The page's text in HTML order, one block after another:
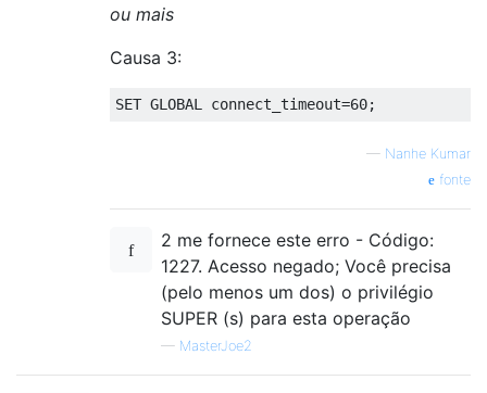
ou mais
Causa 3:
SET GLOBAL connect_timeout=60;
— Nanhe Kumar
fonte
2 me fornece este erro - Código:
1227. Acesso negado; Você precisa
(pelo menos um dos) o privilégio
SUPER (s) para esta operação
— MasterJoe2